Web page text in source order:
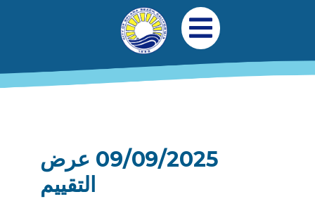
تجاوز إلى المحتوى الرئيسيالتنقل الرئيسي
افتح قائمة الجوال
09/09/2025 عرض
التقييم